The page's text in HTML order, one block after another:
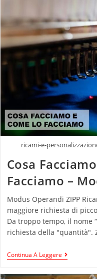
ricami-e-
Cosa
Facciamo –
Modus Operandi ZIPP
maggiore richiesta di
Da troppo tempo, il nome
richiesta della "quantità".
Continua A Leggere